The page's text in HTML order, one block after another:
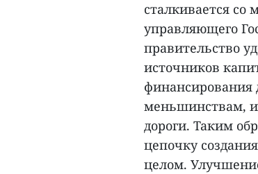
сталкивается со
управляющего
правительство
источников
меньшинствам,
дороги. Таким
цепочку
целом.